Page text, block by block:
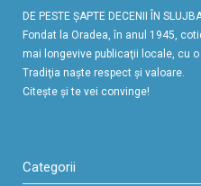
DE PESTE ŞAPTE DECENII ÎN
Fondat la Oradea, în anul 1945,
mai longevive publicaţii locale, cu
Tradiţia naşte respect şi valoare.
Citeşte şi te vei convinge!
Categorii